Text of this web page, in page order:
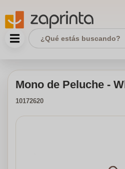
Mono de Peluche -
10172620